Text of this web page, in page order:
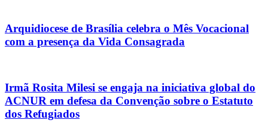
Arquidiocese de Brasília celebra o Mês Vocacional
com a presença da Vida Consagrada
Irmã Rosita Milesi se engaja na iniciativa global do
ACNUR em defesa da Convenção sobre o Estatuto
dos Refugiados